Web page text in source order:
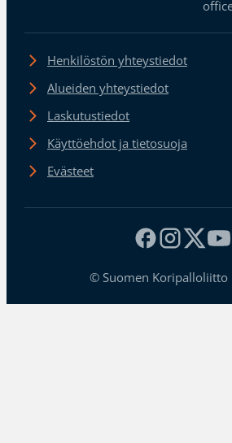
Henkilöstön yhteystiedot
Alueiden yhteystiedot
Laskutustiedot
Käyttöehdot ja tietosuoja
Evästeet
© Suomen Koripalloliitto